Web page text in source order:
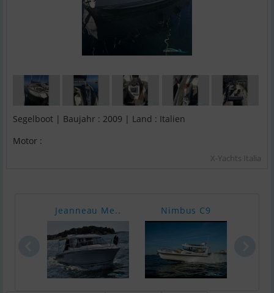
Segelboot | Baujahr : 2009 | Land : Italien
Motor :
X-Yachts Italia
Jeanneau Me.. Nimbus C9